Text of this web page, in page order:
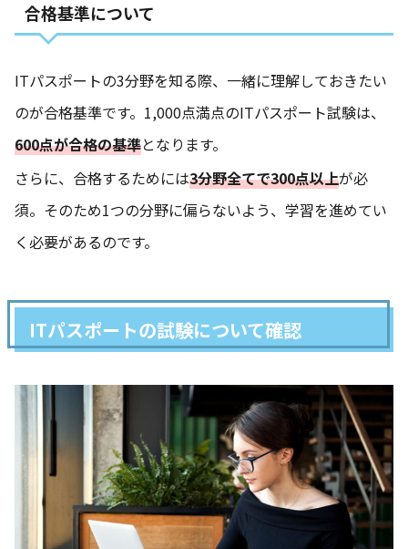
合格基準について
ITパスポートの3分野を知る際、一緒に理解しておきたい
のが合格基準です。1,000点満点のITパスポート試験は、
600点が合格の基準となります。
さらに、合格するためには3分野全てで300点以上が必
須。そのため1つの分野に偏らないよう、学習を進めてい
く必要があるのです。
ITパスポートの試験について確認